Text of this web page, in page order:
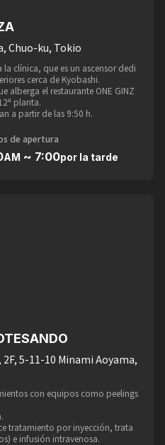
Chuo-ku, Tokio
clínica, que es un ascensor dedi
cerca de Kyobashi.
alberga el restaurante ONE GINZ
planta.
a partir de las 9:50 h.
de apertura
AM ~ 7:00por la tarde
5-11-10 Minami Aoyama,
con equipos como peelings
tratamiento por inyección, trata
e infusión intravenosa.